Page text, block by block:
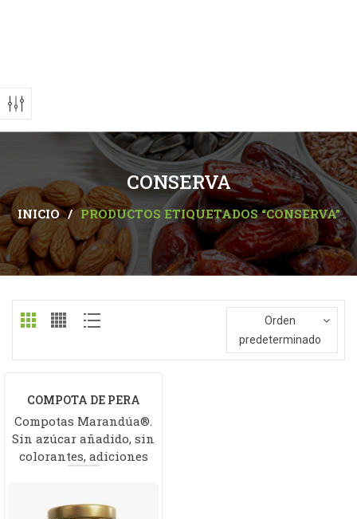
CONSERVA
INICIO / PRODUCTOS ETIQUETADOS “CONSERVA”
Orden
predeterminado
COMPOTA DE PERA
Compotas Marandúa®.
Sin azúcar añadido, sin
colorantes, adiciones